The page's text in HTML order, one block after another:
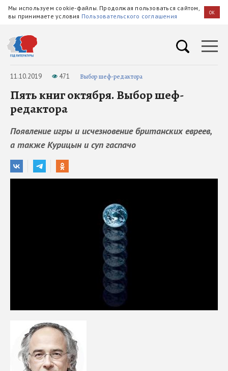
Мы используем cookie-файлы. Продолжая пользоваться сайтом,
вы принимаете условия Пользовательского соглашения OK
11.10.2019 471 Выбор шеф-редактора
Пять книг октября. Выбор шеф-
редактора
Появление игры и исчезновение британских евреев,
а также Курицын и суп гаспачо